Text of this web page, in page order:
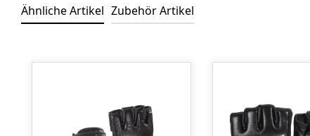
Ähnliche Artikel Zubehör Artikel